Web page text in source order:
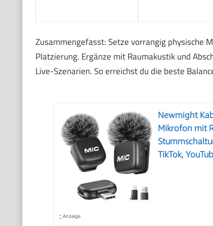
Zusammengefasst: Setze vorrangig physische
Platzierung. Ergänze mit Raumakustik und
Live-Szenarien. So erreichst du die beste
Newmight
Mikrofon mit
TikTok,
* Anzeige